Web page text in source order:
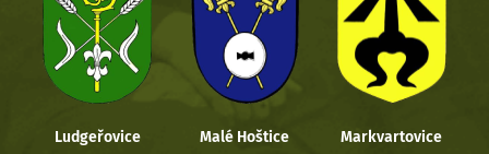
Ludgeřovice Malé Hoštice Markvartovice